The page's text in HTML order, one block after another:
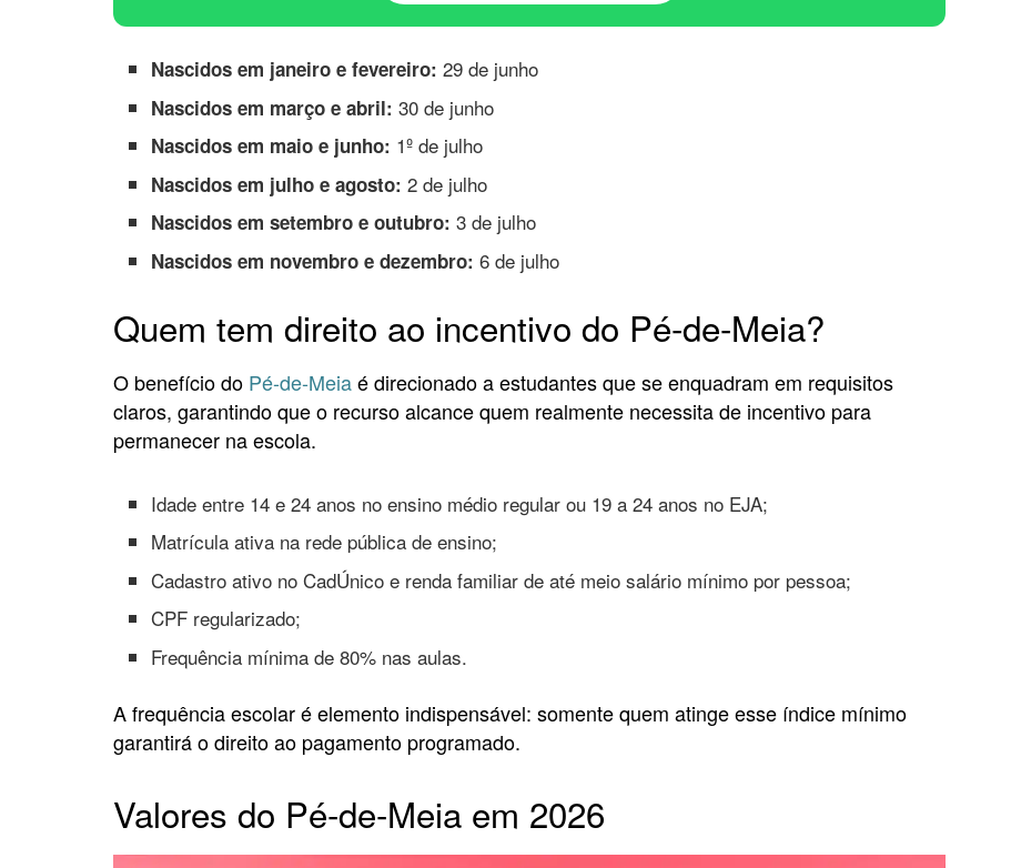
Nascidos em janeiro e fevereiro: 29 de junho
Nascidos em março e abril: 30 de junho
Nascidos em maio e junho: 1º de julho
Nascidos em julho e agosto: 2 de julho
Nascidos em setembro e outubro: 3 de julho
Nascidos em novembro e dezembro: 6 de julho
Quem tem direito ao incentivo do Pé-de-Meia?
O benefício do Pé-de-Meiaé direcionado a estudantes que se enquadram em requisitos
claros, garantindo que o recurso alcance quem realmente necessita de incentivo para
permanecer na escola.
Idade entre 14 e 24 anos no ensino médio regular ou 19 a 24 anos no EJA;
Matrícula ativa na rede pública de ensino;
Cadastro ativo no CadÚnico e renda familiar de até meio salário mínimo por pessoa;
CPF regularizado;
Frequência mínima de 80% nas aulas.
A frequência escolar é elemento indispensável: somente quem atinge esse índice mínimo
garantirá o direito ao pagamento programado.
Valores do Pé-de-Meia em 2026